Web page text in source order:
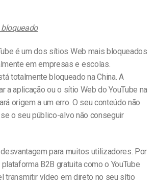
é um dos sítios Web mais bloqueados
em empresas e escolas.
totalmente bloqueado na China. A
a aplicação ou o sítio Web do YouTube na
origem a um erro. O seu conteúdo não
o seu público-alvo não conseguir
para muitos utilizadores. Por
B2B gratuita como o YouTube
transmitir vídeo em direto no seu sítio